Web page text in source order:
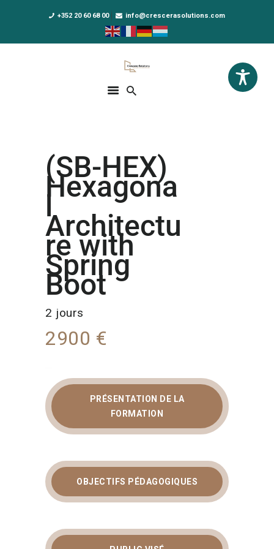
+352 20 60 68 00 info@crescerasolutions.com
Crescera Solutions
Solutions for your evolution
DPO AS A SERVICE
NOUS CONNAÎTRE
ACTUALITÉS
(SB-HEX)
Hexagona
l
Architectu
re with
Spring
Boot
2 jours
2900 €
FORMATION
HEXAGONALE :
CONCEVEZ DES
SPRING BOOT
PRÉSENTATION DE LA
FORMATION
OBJECTIFS PÉDAGOGIQUES